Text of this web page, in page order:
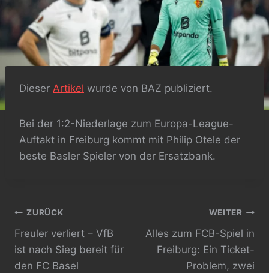
Dieser Artikel wurde von BAZ publiziert.
Bei der 1:2-Niederlage zum Europa-League-
Auftakt in Freiburg kommt mit Philip Otele der
beste Basler Spieler von der Ersatzbank.
Beitragsnavigation
ZURÜCK
Freuler verliert – VfB
ist nach Sieg bereit für
den FC Basel
WEITER
Alles zum FCB-Spiel in
Freiburg: Ein Ticket-
Problem, zwei